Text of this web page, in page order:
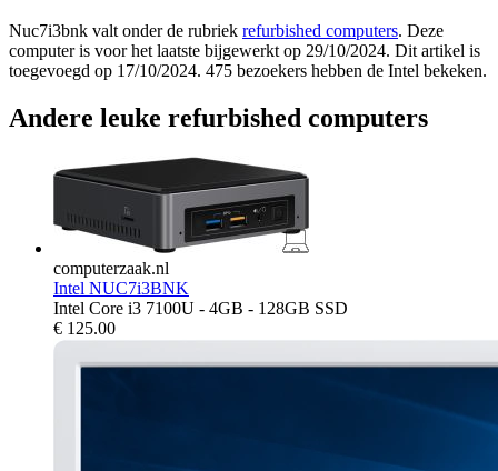
Nuc7i3bnk valt onder de rubriek refurbished computers. Deze
computer is voor het laatste bijgewerkt op 29/10/2024. Dit artikel is
toegevoegd op 17/10/2024. 475 bezoekers hebben de Intel bekeken.
Andere leuke refurbished computers
computerzaak.nl
Intel NUC7i3BNK
Intel Core i3 7100U - 4GB - 128GB SSD
€ 125.00